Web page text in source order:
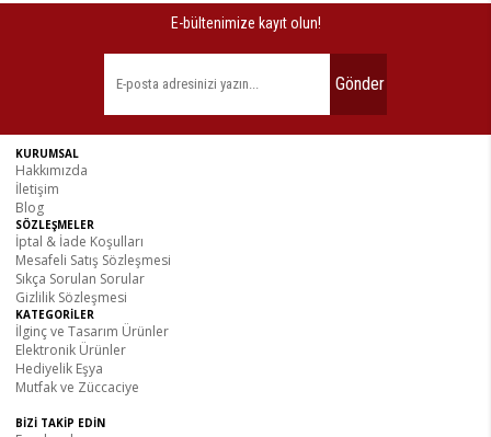
E-bültenimize kayıt olun!
Gönder
KURUMSAL
Hakkımızda
İletişim
Blog
SÖZLEŞMELER
İptal & İade Koşulları
Mesafeli Satış Sözleşmesi
Sıkça Sorulan Sorular
Gizlilik Sözleşmesi
KATEGORİLER
İlginç ve Tasarım Ürünler
Elektronik Ürünler
Hediyelik Eşya
Mutfak ve Züccaciye
BİZİ TAKİP EDİN